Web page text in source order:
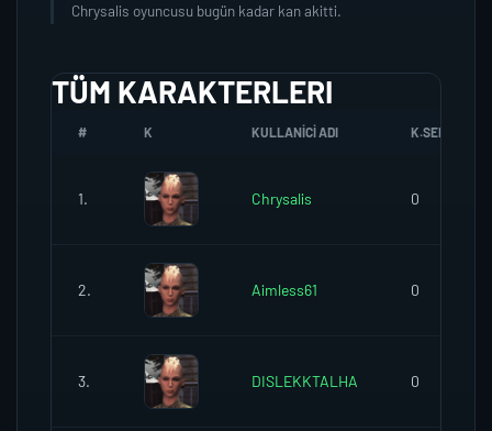
Chrysalis oyuncusu bugün kadar kan akitti.
TÜM KARAKTERLERI
# K KULLANICI ADI K.SEREFI
1. Chrysalis 0
2. Aimless61 0
3. DISLEKKTALHA 0